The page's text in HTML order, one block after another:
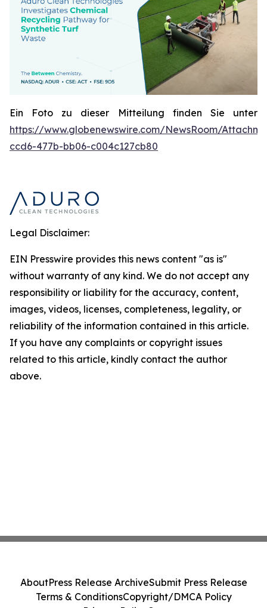
Ein Foto zu dieser Mitteilung finden Sie unter
https://www.globenewswire.com/NewsRoom/
ccd6-477b-bb06-c004c127cb80
Legal Disclaimer:
EIN Presswire provides this news content "as is"
without warranty of any kind. We do not accept any
responsibility or liability for the accuracy, content,
images, videos, licenses, completeness, legality, or
reliability of the information contained in this article.
If you have any complaints or copyright issues
related to this article, kindly contact the author
above.
AboutPress Release ArchiveSubmit Press Release
Terms & ConditionsCopyright/DMCA Policy